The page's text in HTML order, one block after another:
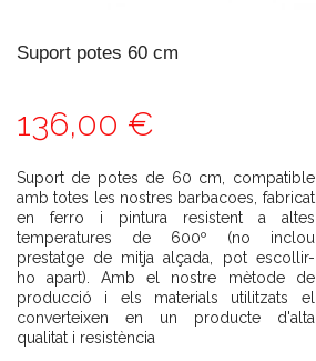
Suport potes 60 cm
136,00 €
Suport de potes de 60 cm, compatible
amb totes les nostres barbacoes, fabricat
en ferro i pintura resistent a altes
temperatures de 600º (no inclou
prestatge de mitja alçada, pot escollir-
ho apart). Amb el nostre mètode de
producció i els materials utilitzats el
converteixen en un producte d'alta
qualitat i resistència